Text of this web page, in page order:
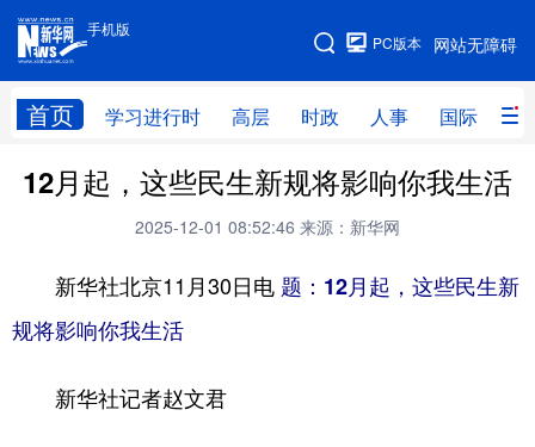
手机版
网站无障碍
PC版本
首页 学习进行时 高层 时政 人事 国际 财
手机版
网站地图
学习进行时 高层 时政 人事
财经 网评
台湾 思客智库 全球连线 教育
科技
12月起，这些民生新规将影响你我生活
2025-12-01 08:52:46 来源：新华网
新华社北京11月30日电 题：12月起，这些民生新
规将影响你我生活
新华社记者赵文君